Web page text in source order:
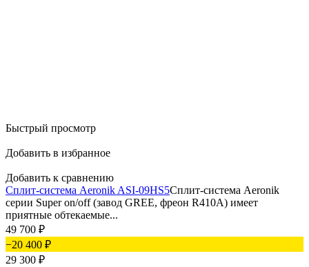
Быстрый просмотр
Добавить в избранное
Добавить к сравнению
Сплит-система Aeronik ASI-09HS5Сплит-система Aeronik
серии Super on/off (завод GREE, фреон R410A) имеет
приятные обтекаемые...
49 700 ₽
−20 400 ₽
29 300 ₽